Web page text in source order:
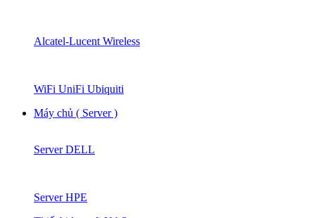
Alcatel-Lucent Wireless
WiFi UniFi Ubiquiti
Máy chủ ( Server )
Server DELL
Server HPE